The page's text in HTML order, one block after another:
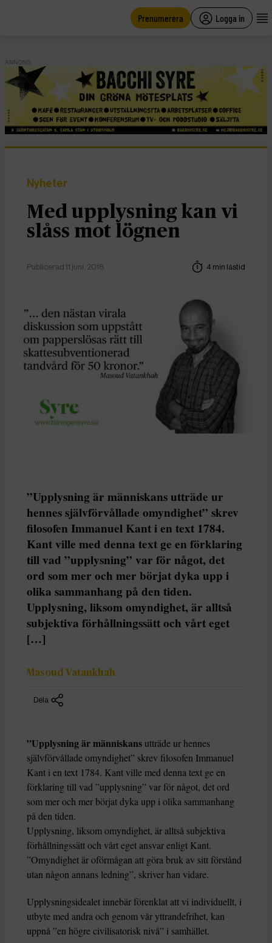
Prenumerera Logga in
ANNONS
Nyheter
Med upplysning kan vi
slåss mot lögnen
Publicerad 11 juni, 2018 4 min lästid
”Upplysning är människans utträde ur
hennes självförvållade omyndighet” skrev
filosofen Immanuel Kant i en text 1784.
Kant ville med denna text ge en förklaring
till vad ”upplysning” var för något, det
ord som mer och mer börjat dyka upp i
olika sammanhang på den tiden.
Upplysning, liksom omyndighet, är alltså
subjektiva förhållningssätt och vårt eget
[…]
Masoud Vatankhah
Dela
”Upplysning är människansutträde ur hennes
självförvållade omyndighet” skrev filosofen Immanuel
Kant i en text 1784. Kant ville med denna text ge en
förklaring till vad ”upplysning” var för något, det ord
som mer och mer börjat dyka upp i olika sammanhang
på den tiden.
Upplysning, liksom omyndighet, är alltså subjektiva
förhållningssätt och vårt eget ansvar enligt Kant.
”Omyndighet är oförmågan att göra bruk av sitt förstånd
utan någon annans ledning”, skriver han vidare.
Upplysningsidealet innebär förenklat att vi individuellt, i
utbyte med andra och genom vår yttrandefrihet, kan
uppnå ”en högre civilisatorisk nivå” i samhället.